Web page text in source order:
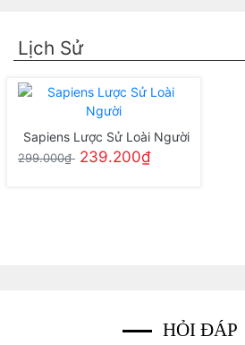
Lịch Sử
Sapiens Lược Sử Loài Người
299.000₫ 239.200₫
HỎI ĐÁP